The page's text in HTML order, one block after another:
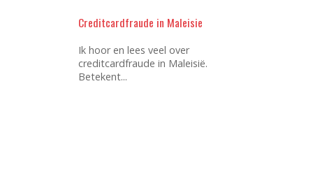
Creditcardfraude in Maleisie
Ik hoor en lees veel over
creditcardfraude in Maleisië.
Betekent...